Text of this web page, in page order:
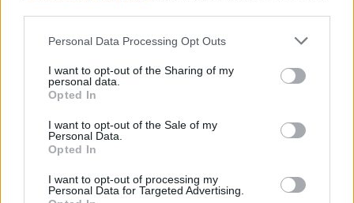
Personal Data Processing Opt Outs
I want to opt-out of the Sharing of my
personal data.
Opted In
I want to opt-out of the Sale of my
Personal Data.
Opted In
I want to opt-out of processing my
Personal Data for Targeted Advertising.
πάντα και κάνει το οτιδήποτε να μοιάζει
παντελόνια, crop και bra tops, καπέλα και
τσάντες, sparkly υφάσματα και ιδιαίτερες
ανάγλυφες υφές, ήταν τα πρώτα δείγματα
που μας ενθουσίασαν.